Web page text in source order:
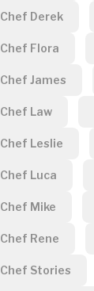
Chef Derek
Chef Flora
Chef James
Chef Law
Chef Leslie
Chef Luca
Chef Mike
Chef Rene
Chef Stories